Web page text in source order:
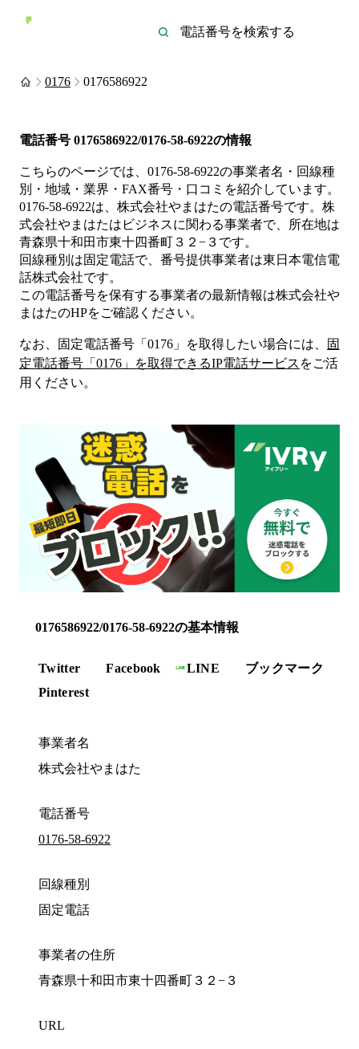
0176 0176586922
電話番号 0176586922/0176-58-6922の情報
こちらのページでは、 0176-58-6922の事業者名・回線種
別・地域・業界・FAX番号・口コミを紹介しています。
0176-58-6922は、 株式会社やまはたの電話番号です。 株
式会社やまはたは ビジネスに関わる事業者で、所在地は
青森県十和田市東十四番町３２−３ です。
回線種別は固定電話で、番号提供事業者は東日本電信電
話株式会社です。
この電話番号を保有する事業者の最新情報は株式会社や
まはたのHPをご確認ください。
なお、固定電話番号「 0176 」を取得したい場合には、
固
定電話番号「 0176 」を取得できるIP電話サービス をご活
用ください。
0176586922/0176-58-6922の基本情報
Twitter Facebook LINE
ブックマーク
Pinterest
事業者名
株式会社やまはた
電話番号
0176-58-6922
回線種別
固定電話
事業者の住所
青森県十和田市東十四番町３２−３
URL